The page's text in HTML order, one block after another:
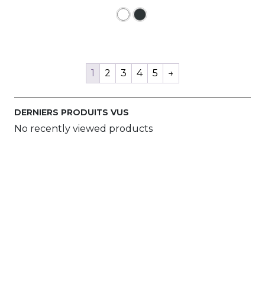
1 2 3 4 5 →
DERNIERS PRODUITS VUS
No recently viewed products